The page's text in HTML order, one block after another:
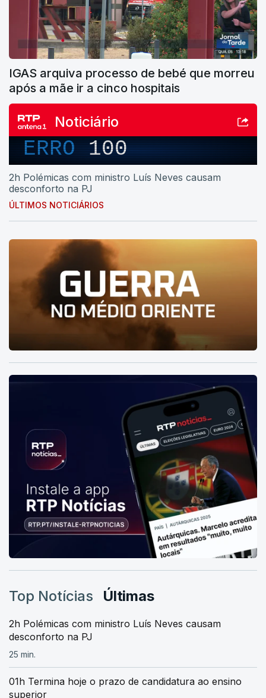
IGAS arquiva processo de bebé que morreu
após a mãe ir a cinco hospitais
Noticiário
ERRO100
2h Polémicas com ministro Luís Neves causam
desconforto na PJ
ÚLTIMOS NOTICIÁRIOS
Top Notícias Últimas
2h Polémicas com ministro Luís Neves causam
desconforto na PJ
25 min.
01h Termina hoje o prazo de candidatura ao ensino
superior